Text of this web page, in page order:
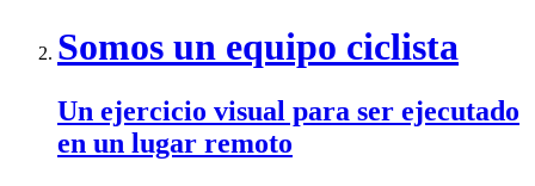
Somos un equipo ciclista
Un ejercicio visual para ser ejecutado
en un lugar remoto